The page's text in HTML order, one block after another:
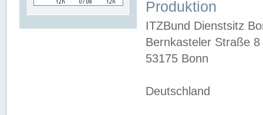
Produktion
ITZBund Dienstsitz
Bernkasteler Straße 8
53175 Bonn
Deutschland